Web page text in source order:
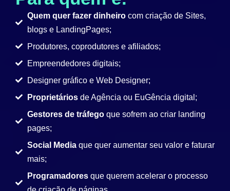
Quem quer fazer dinheiro com criação de Sites,
blogs e LandingPages;
Produtores, coprodutores e afiliados;
Empreendedores digitais;
Designer gráfico e Web Designer;
Proprietários de Agência ou EuGência digital;
Gestores de tráfegoque sofrem ao criar landing
pages;
Social Media que quer aumentar seu valor e faturar
mais;
Programadores que querem acelerar o processo